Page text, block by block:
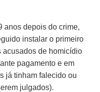
anos depois do crime,
instalar o primeiro
acusados de homicídio
pagamento e em
já tinham falecido ou
julgados).